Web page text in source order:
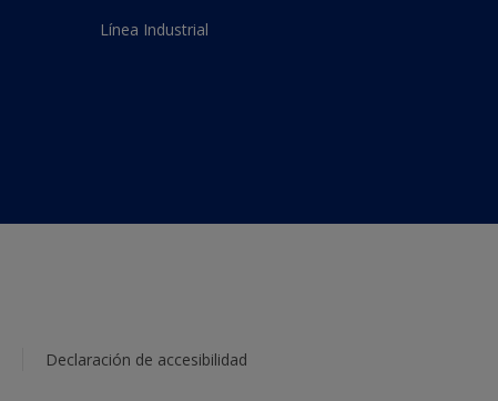
Línea Industrial
Declaración de accesibilidad